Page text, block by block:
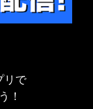
リで
！